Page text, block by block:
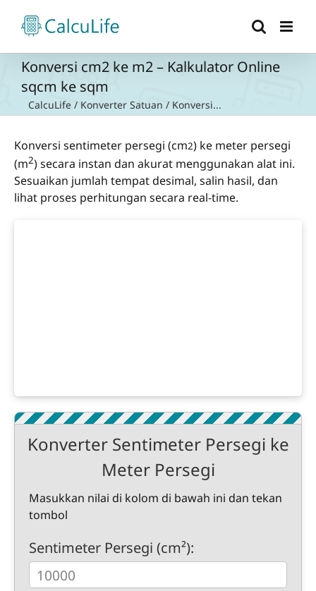
content
Konversi cm2 ke m2 – Kalkulator Online
sqcm ke sqm
CalcuLife / Konverter Satuan / Konversi...
Konversi sentimeter persegi (cm2) ke meter persegi
(m2) secara instan dan akurat menggunakan alat ini.
Sesuaikan jumlah tempat desimal, salin hasil, dan
lihat proses perhitungan secara real-time.
Konverter Sentimeter Persegi ke
Meter Persegi
Masukkan nilai di kolom di bawah ini dan tekan
tombol
Sentimeter Persegi (cm²):